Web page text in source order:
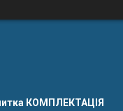
КОМПЛЕКТАЦІЯ